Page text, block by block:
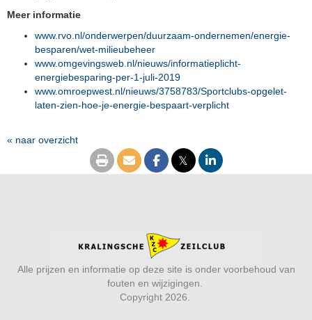
Meer informatie
www.rvo.nl/onderwerpen/duurzaam-ondernemen/energie-
besparen/wet-milieubeheer
www.omgevingsweb.nl/nieuws/informatieplicht-
energiebesparing-per-1-juli-2019
www.omroepwest.nl/nieuws/3758783/Sportclubs-opgelet-
laten-zien-hoe-je-energie-bespaart-verplicht
« naar overzicht
𝕏
Alle prijzen en informatie op deze site is onder voorbehoud van
fouten en wijzigingen.
Copyright 2026.